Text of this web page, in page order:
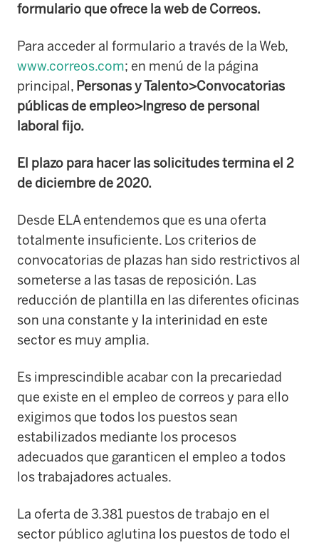
formulario que ofrece la web de Correos.
Para acceder al formulario a través de la Web,
www.correos.com; en menú de la página
principal, Personas y Talento>Convocatorias
públicas de empleo>Ingreso de personal
laboral fijo.
El plazo para hacer las solicitudes termina el 2
de diciembre de 2020.
Desde ELA entendemos que es una oferta
totalmente insuficiente. Los criterios de
convocatorias de plazas han sido restrictivos al
someterse a las tasas de reposición. Las
reducción de plantilla en las diferentes oficinas
son una constante y la interinidad en este
sector es muy amplia.
Es imprescindible acabar con la precariedad
que existe en el empleo de correos y para ello
exigimos que todos los puestos sean
estabilizados mediante los procesos
adecuados que garanticen el empleo a todos
los trabajadores actuales.
La oferta de 3.381 puestos de trabajo en el
sector público aglutina los puestos de todo el